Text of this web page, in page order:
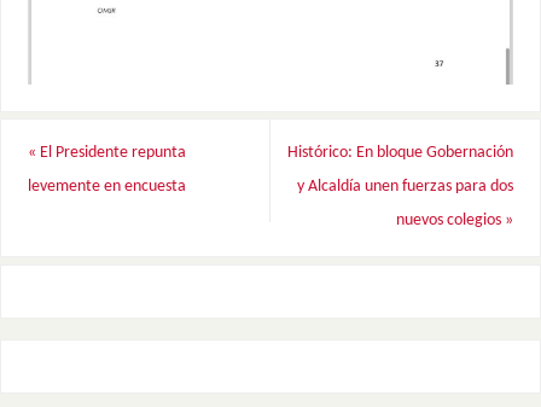
« El Presidente repunta
levemente en encuesta
Histórico: En bloque Gobernación
y Alcaldía unen fuerzas para dos
nuevos colegios »